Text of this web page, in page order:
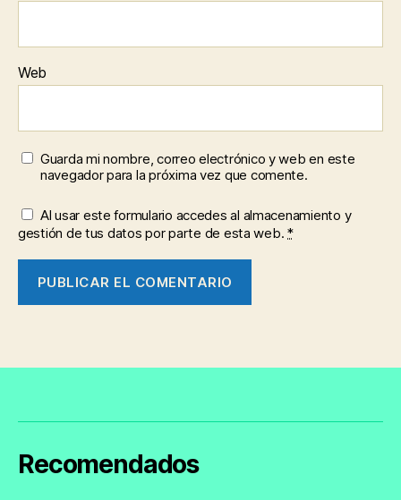
Web
Guarda mi nombre, correo electrónico y web en este
navegador para la próxima vez que comente.
Al usar este formulario accedes al almacenamiento y
gestión de tus datos por parte de esta web.*
Recomendados